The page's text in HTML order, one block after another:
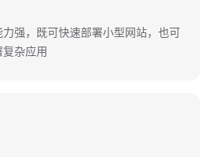
强，既可快速部署小型网站，也可
杂应用